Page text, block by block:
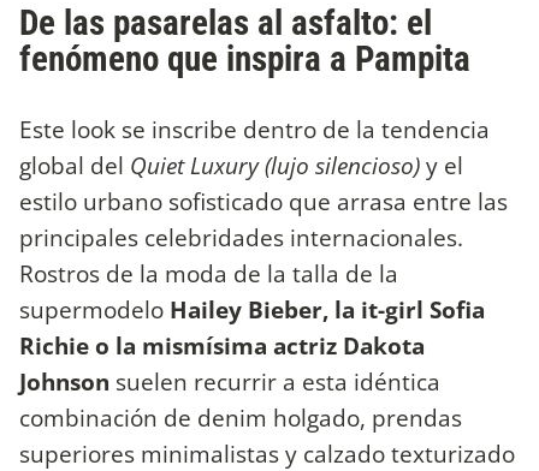
De las pasarelas al asfalto: el
fenómeno que inspira a Pampita
Este look se inscribe dentro de la tendencia
global del Quiet Luxury (lujo silencioso)y el
estilo urbano sofisticado que arrasa entre las
principales celebridades internacionales.
Rostros de la moda de la talla de la
supermodelo Hailey Bieber, la it-girl Sofia
Richie o la mismísima actriz Dakota
Johnson suelen recurrir a esta idéntica
combinación de denim holgado, prendas
superiores minimalistas y calzado texturizado